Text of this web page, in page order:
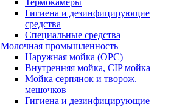
Термокамеры
Гигиена и дезинфицирующие
средства
Специальные средства
Молочная промышленность
Наружная мойка (ОРС)
Внутренняя мойка, CIP мойка
Мойка серпянок и творож.
мешочков
Гигиена и дезинфицирующие